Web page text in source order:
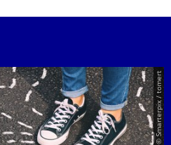
© Smarterpix / tomert